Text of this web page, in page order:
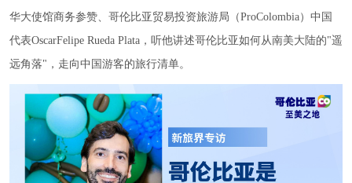
华大使馆商务参赞、哥伦比亚贸易投资旅游局（ProColombia）中国
代表OscarFelipe Rueda Plata，听他讲述哥伦比亚如何从南美大陆的"遥
远角落"，走向中国游客的旅行清单。